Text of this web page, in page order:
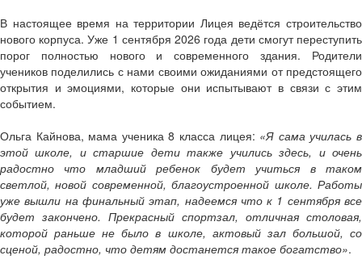
В настоящее время на территории Лицея ведётся строительство
нового корпуса. Уже 1 сентября 2026 года дети смогут переступить
порог полностью нового и современного здания. Родители
учеников поделились с нами своими ожиданиями от предстоящего
открытия и эмоциями, которые они испытывают в связи с этим
событием.
Ольга Кайнова, мама ученика 8 класса лицея: «Я сама училась в
этой школе, и старшие дети также учились здесь, и очень
радостно что младший ребенок будет учиться в таком
светлой, новой современной, благоустроенной школе. Работы
уже вышли на финальный этап, надеемся что к 1 сентября все
будет закончено. Прекрасный спортзал, отличная столовая,
которой раньше не было в школе, актовый зал большой, со
сценой, радостно, что детям достанется такое богатство».